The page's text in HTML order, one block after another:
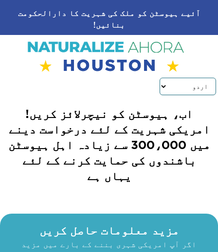
آئیے ہیوسٹن کو ملک کی شہریت کا دارالحکومت
بنائیں!
اب، ہیوسٹن کو نیچرلائز کریں!
امریکی شہریت کے لئے درخواست دینے
میں 300،000 سے زیادہ اہل ہیوسٹن
باشندوں کی حمایت کرنے کے لئے
یہاں ہے
مزید معلومات حاصل کریں
اگر آپ امریکی شہری بننے کے بارے میں مزید